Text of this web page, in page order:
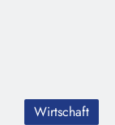
Wirtschaft